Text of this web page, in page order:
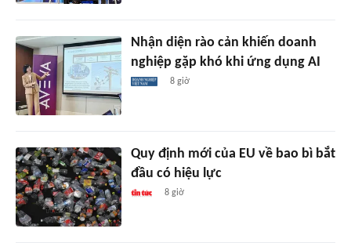
Nhận diện rào cản khiến doanh
nghiệp gặp khó khi ứng dụng AI
8 giờ
Quy định mới của EU về bao bì bắt
đầu có hiệu lực
8 giờ